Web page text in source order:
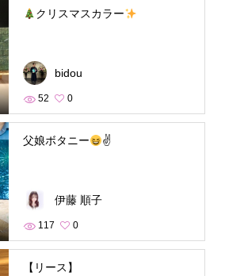
クリスマスカラー
bidou
52 0
父娘ボタニー ✌
伊藤 順子
117 0
【リース】